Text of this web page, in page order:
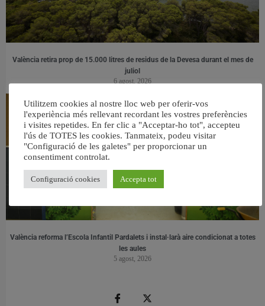
València retira prop de 15.000 litres de residus de la Devesa durant el mes de
juliol
6 agost, 2026
València reforma l’Escola Infantil Pardalets i instal·larà aire condicionat a totes
les aules
5 agost, 2026
Utilitzem cookies al nostre lloc web per oferir-vos
l'experiència més rellevant recordant les vostres preferències
i visites repetides. En fer clic a "Acceptar-ho tot", accepteu
l'ús de TOTES les cookies. Tanmateix, podeu visitar
"Configuració de les galetes" per proporcionar un
consentiment controlat.
Configuració cookies Accepta tot